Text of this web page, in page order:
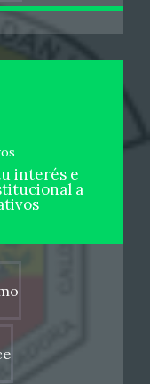
interés e
a